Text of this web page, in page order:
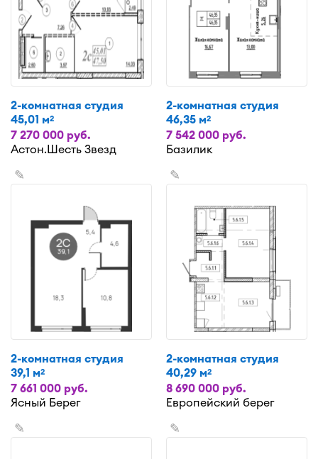
2-комнатная студия
45,01 м2
7 270 000 руб.
Астон.Шесть Звезд
2-комнатная студия
46,35 м2
7 542 000 руб.
Базилик
✎
2-комнатная студия
39,1 м2
7 661 000 руб.
Ясный Берег
✎
2-комнатная студия
40,29 м2
8 690 000 руб.
Европейский берег
✎ ✎